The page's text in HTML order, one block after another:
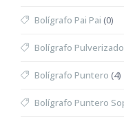
Bolígrafo Pai Pai (0)
Bolígrafo
Bolígrafo Puntero (4)
Bolígrafo Puntero